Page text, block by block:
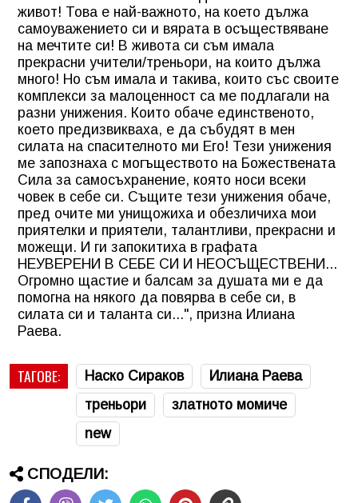
живот! Това е най-важното, на което дължа
самоуважението си и вярата в осъществяване
на мечтите си! В живота си съм имала
прекрасни учители/треньори, на които дължа
много! Но съм имала и такива, които със своите
комплекси за малоценност са ме подлагали на
разни унижения. Които обаче единственото,
което предизвикваха, е да събудят в мен
силата на спасителното ми Его! Тези унижения
ме запознаха с могъществото на Божествената
Сила за самосъхранение, която носи всеки
човек в себе си. Същите тези унижения обаче,
пред очите ми унищожиха и обезличиха мои
приятелки и приятели, талантливи, прекрасни и
можещи. И ги запокитиха в графата
НЕУВЕРЕНИ В СЕБЕ СИ И НЕОСЪЩЕСТВЕНИ...
Огромно щастие и балсам за душата ми е да
помогна на някого да повярва в себе си, в
силата си и таланта си...", призна Илиана
Раева.
ТАГОВЕ: Наско Сираков
Илиана Раева
треньори
златното момиче
new
СПОДЕЛИ: